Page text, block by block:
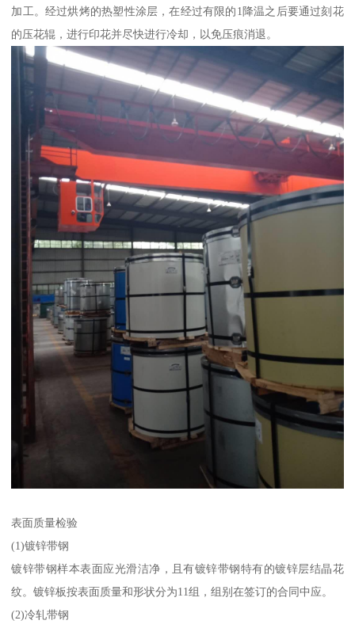
加工。经过烘烤的热塑性涂层，在经过有限的1降温之后要通过刻花
的压花辊，进行印花并尽快进行冷却，以免压痕消退。
表面质量检验
(1)镀锌带钢
镀锌带钢样本表面应光滑洁净，且有镀锌带钢特有的镀锌层结晶花
纹。镀锌板按表面质量和形状分为11组，组别在签订的合同中应。
(2)冷轧带钢